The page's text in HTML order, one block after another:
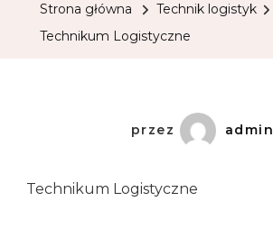
Strona główna
Technik logistyk
Technikum Logistyczne
przez admin
Technikum Logistyczne